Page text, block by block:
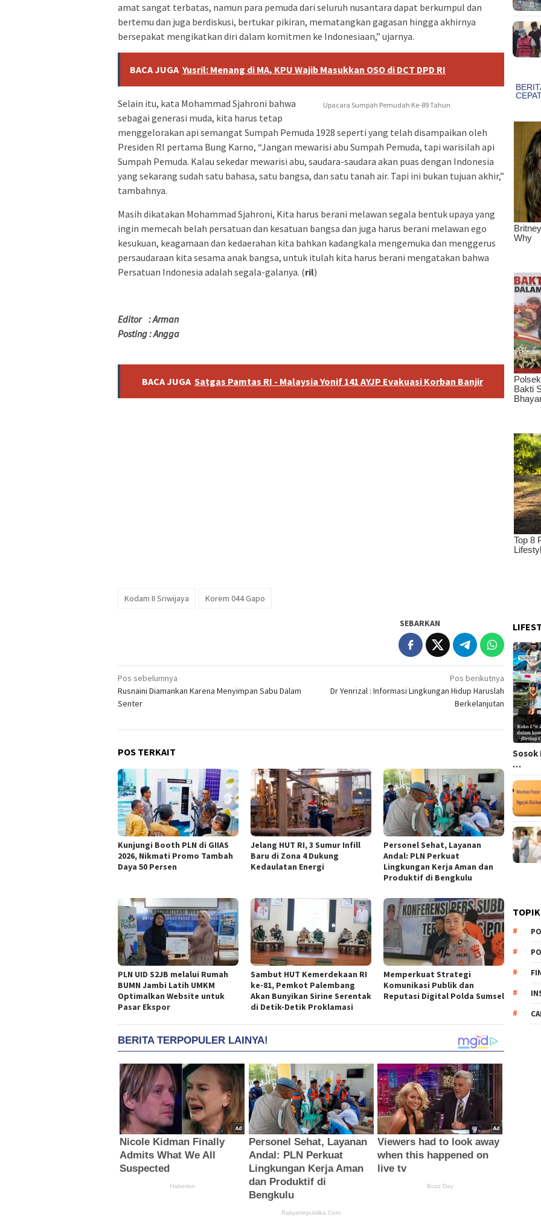
amat sangat terbatas, namun para pemuda dari seluruh nusantara dapat berkumpul dan
bertemu dan juga berdiskusi, bertukar pikiran, mematangkan gagasan hingga akhirnya
bersepakat mengikatkan diri dalam komitmen ke Indonesiaan,” ujarnya.‎
BACA JUGA Yusril: Menang di MA, KPU Wajib Masukkan OSO di DCT DPD RI
Upacara Sumpah Pemudah Ke-89 Tahun
Selain itu, kata ‎Mohammad Sjahroni ‎bahwa
sebagai generasi muda, kita harus tetap
menggelorakan api semangat Sumpah Pemuda 1928 seperti yang telah disampaikan oleh
Presiden RI pertama Bung Karno, “Jangan mewarisi abu Sumpah Pemuda, tapi warisilah api
Sumpah Pemuda. Kalau sekedar mewarisi abu, saudara-saudara akan puas dengan Indonesia
yang sekarang sudah satu bahasa, satu bangsa, dan satu tanah air. Tapi ini bukan tujuan akhir,”
tambahnya‎.
Masih dikatakan Mohammad Sjahroni, K‎ita harus berani melawan segala bentuk upaya yang
ingin memecah belah persatuan dan kesatuan bangsa dan juga harus berani melawan ego
kesukuan, keagamaan dan kedaerahan kita bahkan kadangkala mengemuka dan menggerus
persaudaraan kita sesama anak bangsa, untuk itulah kita harus berani mengatakan bahwa
Persatuan Indonesia adalah segala-galanya. (ril)
Editor : Arman
Posting : Angga‎
BACA JUGA Satgas Pamtas RI - Malaysia Yonif 141 AYJP Evakuasi Korban Banjir
Kodam II Sriwijaya Korem 044 Gapo
SEBARKAN
Navigasi
pos
Pos sebelumnya
Rusnaini Diamankan Karena Menyimpan Sabu Dalam
Senter ‎
Pos berikutnya
Dr Yenrizal : ‎Informasi Lingkungan Hidup Haruslah
Berkelanjutan
POS TERKAIT
Kunjungi Booth PLN di GIIAS
2026, Nikmati Promo Tambah
Daya 50 Persen
Jelang HUT RI, 3 Sumur Infill
Baru di Zona 4 Dukung
Kedaulatan Energi
Personel Sehat, Layanan
Andal: PLN Perkuat
Lingkungan Kerja Aman dan
Produktif di Bengkulu
PLN UID S2JB melalui Rumah
BUMN Jambi Latih UMKM
Optimalkan Website untuk
Pasar Ekspor
Sambut HUT Kemerdekaan RI
ke-81, Pemkot Palembang
Akan Bunyikan Sirine Serentak
di Detik-Detik Proklamasi
Memperkuat Strategi
Komunikasi Publik dan
Reputasi Digital Polda Sumsel
…